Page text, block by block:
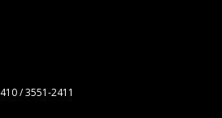
/ 3551-2411